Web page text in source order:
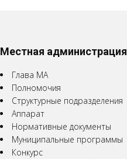
Местная администрация
Глава МА
Полномочия
Структурные подразделения
Аппарат
Нормативные документы
Муниципальные программы
Конкурс